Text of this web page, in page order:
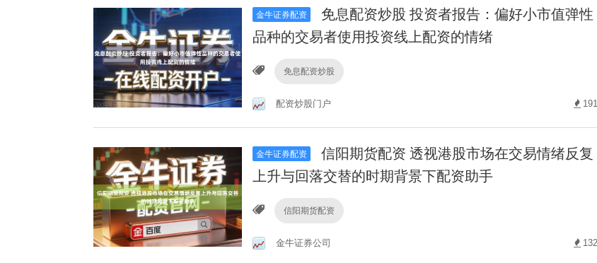
金牛证券配资
免息配资炒股 投资者报告：偏好小市值弹性
品种的交易者使用投资线上配资的情绪
免息配资炒股
配资炒股门户 191
金牛证券配资
信阳期货配资 透视港股市场在交易情绪反复
上升与回落交替的时期背景下配资助手
信阳期货配资
金牛证券公司 132